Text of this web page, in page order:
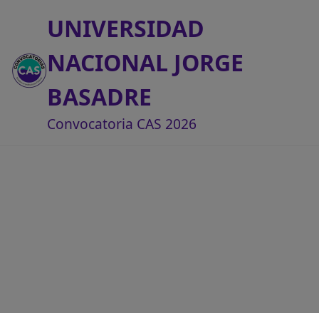
UNIVERSIDAD
NACIONAL JORGE
BASADRE
Convocatoria CAS 2026